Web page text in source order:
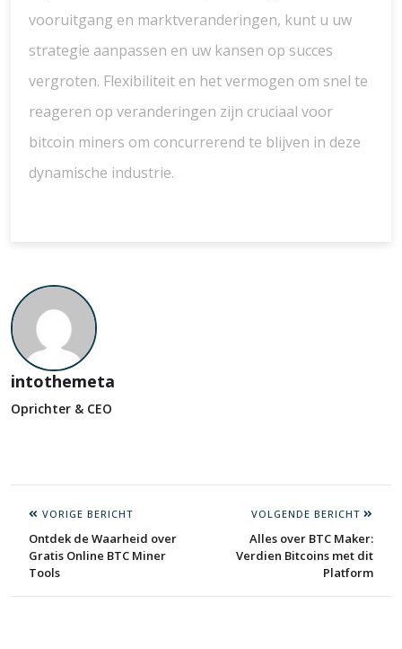
vooruitgang en marktveranderingen, kunt u uw
strategie aanpassen en uw kansen op succes
vergroten. Flexibiliteit en het vermogen om snel te
reageren op veranderingen zijn cruciaal voor
bitcoin miners om concurrerend te blijven in deze
dynamische industrie.
intothemeta
Oprichter & CEO
VORIGE BERICHT
Ontdek de Waarheid over
Gratis Online BTC Miner
Tools
VOLGENDE BERICHT
Alles over BTC Maker:
Verdien Bitcoins met dit
Platform